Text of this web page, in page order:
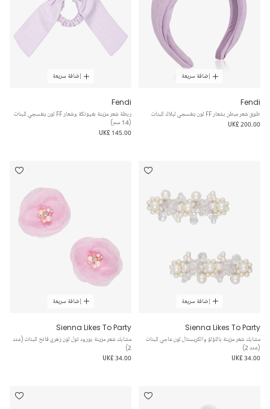
إضافة سريعة
Fendi
طوق شعر مبطن بشعار FF لون بنفسجي ليلاك للبنات
UK£ 200.00
إضافة سريعة
Fendi
ربطة شعر مزينة بفيونكة وشعار FF لون بنفسجي للبنات
(14 سم)
UK£ 145.00
إضافة سريعة
Sienna Likes To Party
مشابك شعر مزينة باللؤلؤ والكريستال لون عاجي للبنات
(عدد 2)
UK£ 34.00
إضافة سريعة
Sienna Likes To Party
مشابك شعر مزينة بورود تول لون زهري فاتح للبنات (عدد
2)
UK£ 34.00